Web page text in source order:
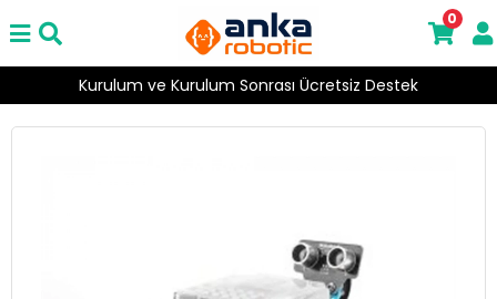
Kurulum ve Kurulum Sonrası Ücretsiz Destek
0